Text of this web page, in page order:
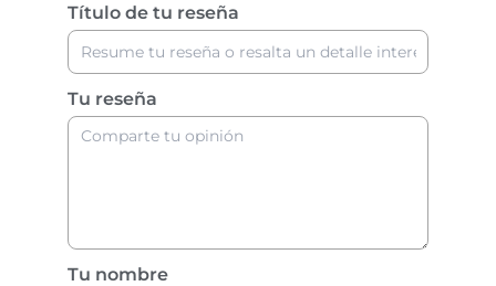
Título de tu reseña
Tu reseña
Tu nombre